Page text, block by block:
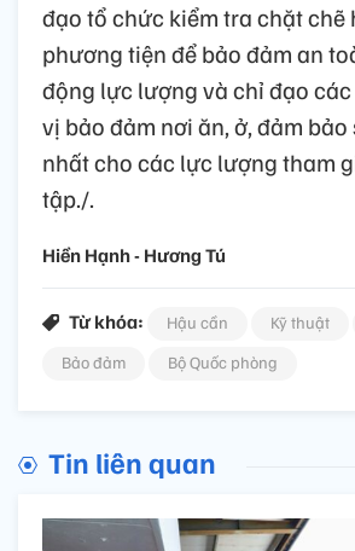
đạo tổ chức kiểm tra chặt chẽ
phương tiện để bảo đảm an
động lực lượng và chỉ đạo
vị bảo đảm nơi ăn, ở, đảm
nhất cho các lực lượng tham
tập./.
Hiền Hạnh - Hương Tú
Từ khóa: Hậu cần Kỹ thuật
Bảo đảm
Bộ Quốc phòng
Tin liên quan